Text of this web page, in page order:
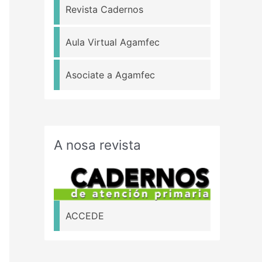
Revista Cadernos
Aula Virtual Agamfec
Asociate a Agamfec
A nosa revista
ACCEDE